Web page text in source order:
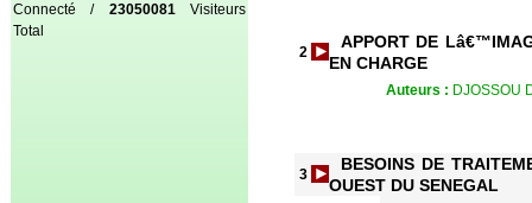
Connecté / 23050081Visiteurs
Total
2
APPORT DE
EN CHARGE
Auteurs : DJOSSOU
3
BESOINS DE
OUEST DU SENEGAL